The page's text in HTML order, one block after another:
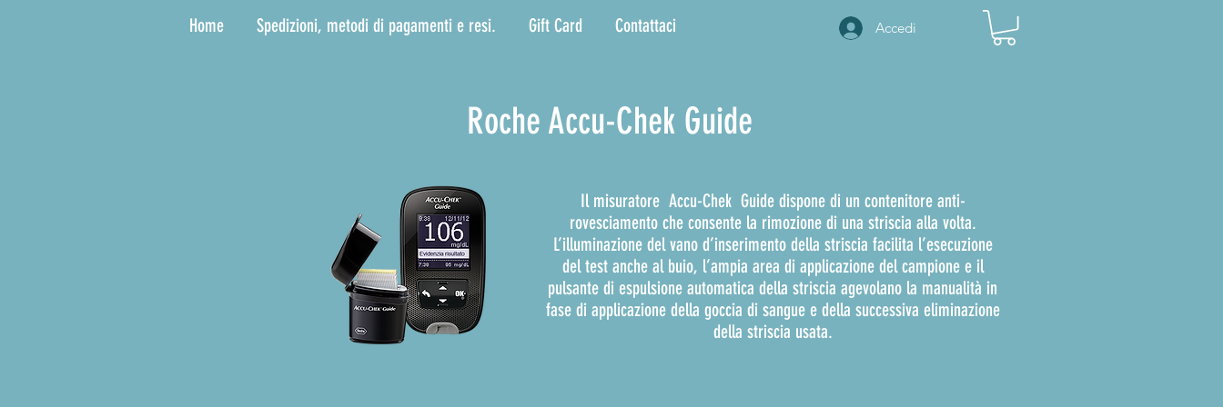
Home Spedizioni, metodi di pagamenti e resi. Gift Card Contattaci Accedi
Roche Accu-Chek Guide
Il misuratore Accu-Chek Guide dispone di un contenitore anti-
rovesciamento che consente la rimozione di una striscia alla volta.
L’illuminazione del vano d’inserimento della striscia facilita l’esecuzione
del test anche al buio, l’ampia area di applicazione del campione e il
pulsante di espulsione automatica della striscia agevolano la manualità in
fase di applicazione della goccia di sangue e della successiva eliminazione
della striscia usata.